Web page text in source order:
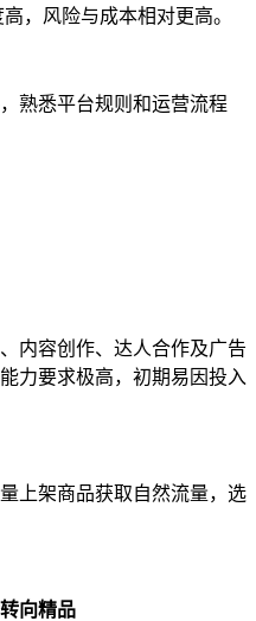
，风险与成本相对更高。
熟悉平台规则和运营流程
内容创作、达人合作及广告
力要求极高，初期易因投入
上架商品获取自然流量，选
向精品